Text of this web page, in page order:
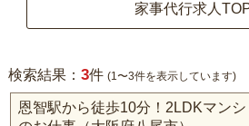
家事代行求人
検索結果： 3件 (1〜3件を表示しています)
恩智駅から徒歩10分！2LDKマン